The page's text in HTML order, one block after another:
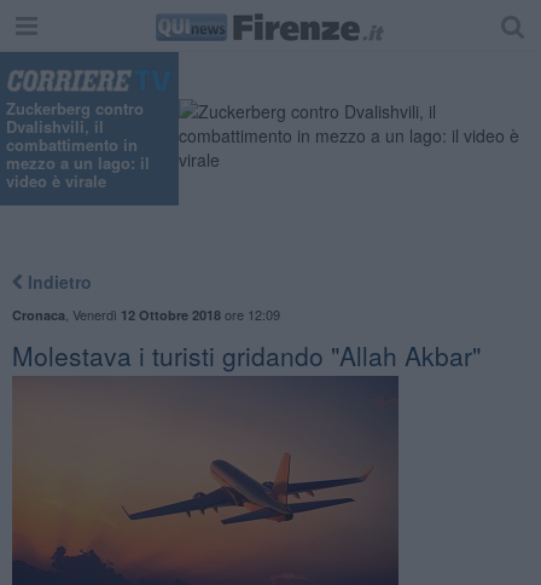
Zuckerberg contro
Dvalishvili, il
combattimento in
mezzo a un lago: il
video è virale
Indietro
Cronaca Venerdì 12 Ottobre 2018ore 12:09
Molestava i turisti gridando "Allah Akbar"